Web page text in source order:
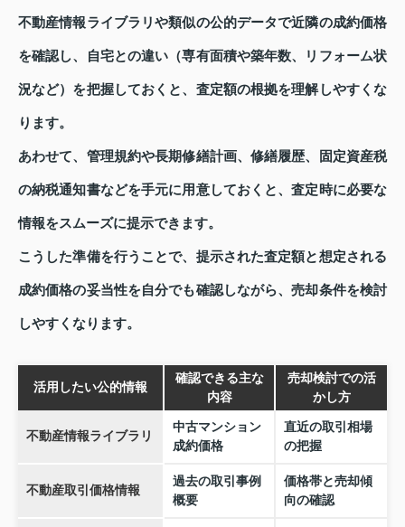
不動産情報ライブラリや類似の公的データで近隣の成約価格
を確認し、自宅との違い（専有面積や築年数、リフォーム状
況など）を把握しておくと、査定額の根拠を理解しやすくな
ります。
あわせて、管理規約や長期修繕計画、修繕履歴、固定資産税
の納税通知書などを手元に用意しておくと、査定時に必要な
情報をスムーズに提示できます。
こうした準備を行うことで、提示された査定額と想定される
成約価格の妥当性を自分でも確認しながら、売却条件を検討
しやすくなります。
活用したい公的情報
確認できる主な
内容
売却検討での活
かし方
不動産情報ライブラリ
中古マンション
成約価格
直近の取引相場
の把握
不動産取引価格情報
過去の取引事例
概要
価格帯と売却傾
向の確認